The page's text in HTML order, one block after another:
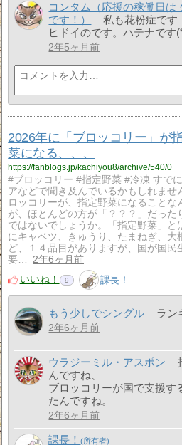
コンタム（応援の稼働日は
です！）
私も花粉症です
ヒドイのです。ハテナです
2年5ヶ月前
2026年に「ブロッコリー」が
菜になる、、、
https://fanblogs.jp/kachiyou8/archive/540/0
#ブロッコリー #指定野菜 #冷凍 すで
アなどで聞き及んでいるかもしれませ
ロッコリーが、指定野菜になることな
が、ほとんどの方が「？？？」だった
ではないでしょうか。「指定野菜」と
にキャベツ、きゅうり、たまねぎ、大
ど、１４品目がありますが、国が国民
要…
2年6ヶ月前
いいね！
9 課長！
もう少しでシングル ラン
2年6ヶ月前
ウラジーミル・アスポン
んですね、
ブロッコリーが国で支援す
たんですね。
2年6ヶ月前
課長！